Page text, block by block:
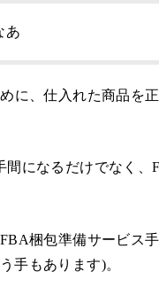
あ
に、仕入れた商品を
になるだけでなく
梱包準備サービス
手もあります)。